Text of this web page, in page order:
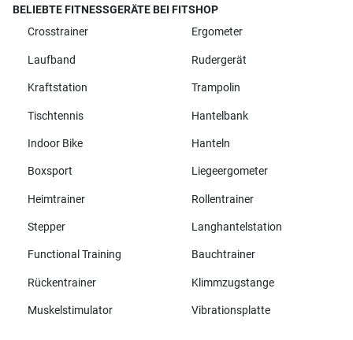
BELIEBTE FITNESSGERÄTE BEI FITSHOP
Crosstrainer
Ergometer
Laufband Rudergerät
Kraftstation Trampolin
Tischtennis Hantelbank
Indoor Bike Hanteln
Boxsport Liegeergometer
Heimtrainer Rollentrainer
Stepper Langhantelstation
Functional Training Bauchtrainer
Rückentrainer Klimmzugstange
Muskelstimulator Vibrationsplatte